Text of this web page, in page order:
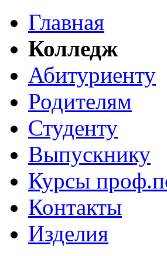
Главная
Колледж
Абитуриенту
Родителям
Студенту
Выпускнику
Курсы
Контакты
Изделия